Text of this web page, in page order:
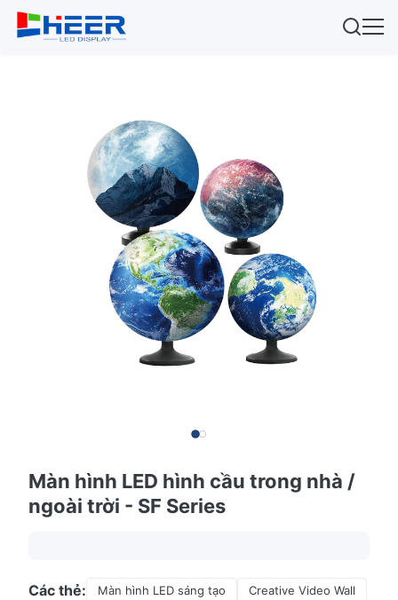
Màn hình LED hình cầu trong nhà /
ngoài trời - SF Series
Các thẻ: Màn hình LED sáng tạo
Creative Video Wall